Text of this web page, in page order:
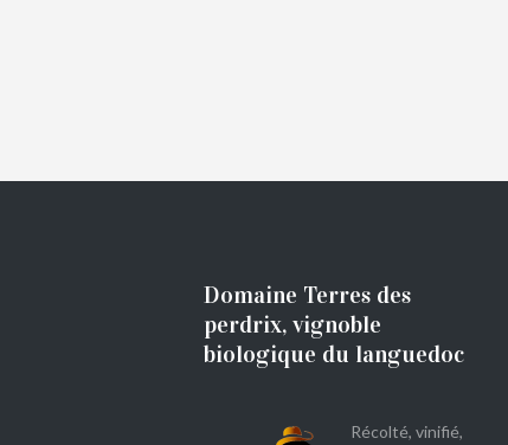
Domaine Terres des
perdrix, vignoble
biologique du languedoc
Récolté, vinifié,